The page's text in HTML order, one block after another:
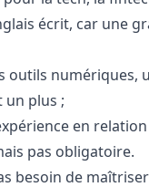
écrit, car une
outils numériques,
un plus ;
en
pas obligatoire.
besoin de